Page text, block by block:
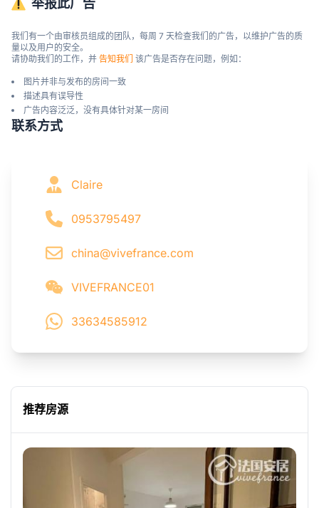
我们有一个由审核员组成的团队，每周 7 天检查我们的广告，以维护广告的质
量以及用户的安全。
请协助我们的工作，并 告知我们 该广告是否存在问题，例如：
图片并非与发布的房间一致
描述具有误导性
广告内容泛泛，没有具体针对某一房间
联系方式
Claire
0953795497
china@vivefrance.com
VIVEFRANCE01
33634585912
推荐房源